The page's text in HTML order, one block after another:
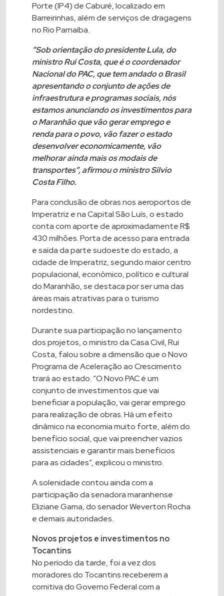
Porte (IP4) de Caburé, localizado em
Barreirinhas, além de serviços de dragagens
no Rio Parnaíba.
“Sob orientação do presidente Lula, do
ministro Rui Costa, que é o coordenador
Nacional do PAC, que tem andado o Brasil
apresentando o conjunto de ações de
infraestrutura e programas sociais, nós
estamos anunciando os investimentos para
o Maranhão que vão gerar emprego e
renda para o povo, vão fazer o estado
desenvolver economicamente, vão
melhorar ainda mais os modais de
transportes”, afirmou o ministro Silvio
Costa Filho.
Para conclusão de obras nos aeroportos de
Imperatriz e na Capital São Luís, o estado
conta com aporte de aproximadamente R$
430 milhões. Porta de acesso para entrada
e saída da parte sudoeste do estado, a
cidade de Imperatriz, segundo maior centro
populacional, econômico, político e cultural
do Maranhão, se destaca por ser uma das
áreas mais atrativas para o turismo
nordestino.
Durante sua participação no lançamento
dos projetos, o ministro da Casa Civil, Rui
Costa, falou sobre a dimensão que o Novo
Programa de Aceleração ao Crescimento
trará ao estado. “O Novo PAC é um
conjunto de investimentos que vai
beneficiar a população, vai gerar emprego
para realização de obras. Há um efeito
dinâmico na economia muito forte, além do
benefício social, que vai preencher vazios
assistenciais e garantir mais benefícios
para as cidades”, explicou o ministro.
A solenidade contou ainda com a
participação da senadora maranhense
Eliziane Gama, do senador Weverton Rocha
e demais autoridades.
Novos projetos e investimentos no
Tocantins
No período da tarde, foi a vez dos
moradores do Tocantins receberem a
comitiva do Governo Federal com a